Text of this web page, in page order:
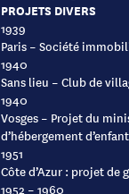
PROJETS DIVERS
1939
Paris – Société
1940
Sans lieu – Club de
1940
Vosges – Projet du
d’hébergement
1951
Côte d’Azur : projet de
1952 – 1960